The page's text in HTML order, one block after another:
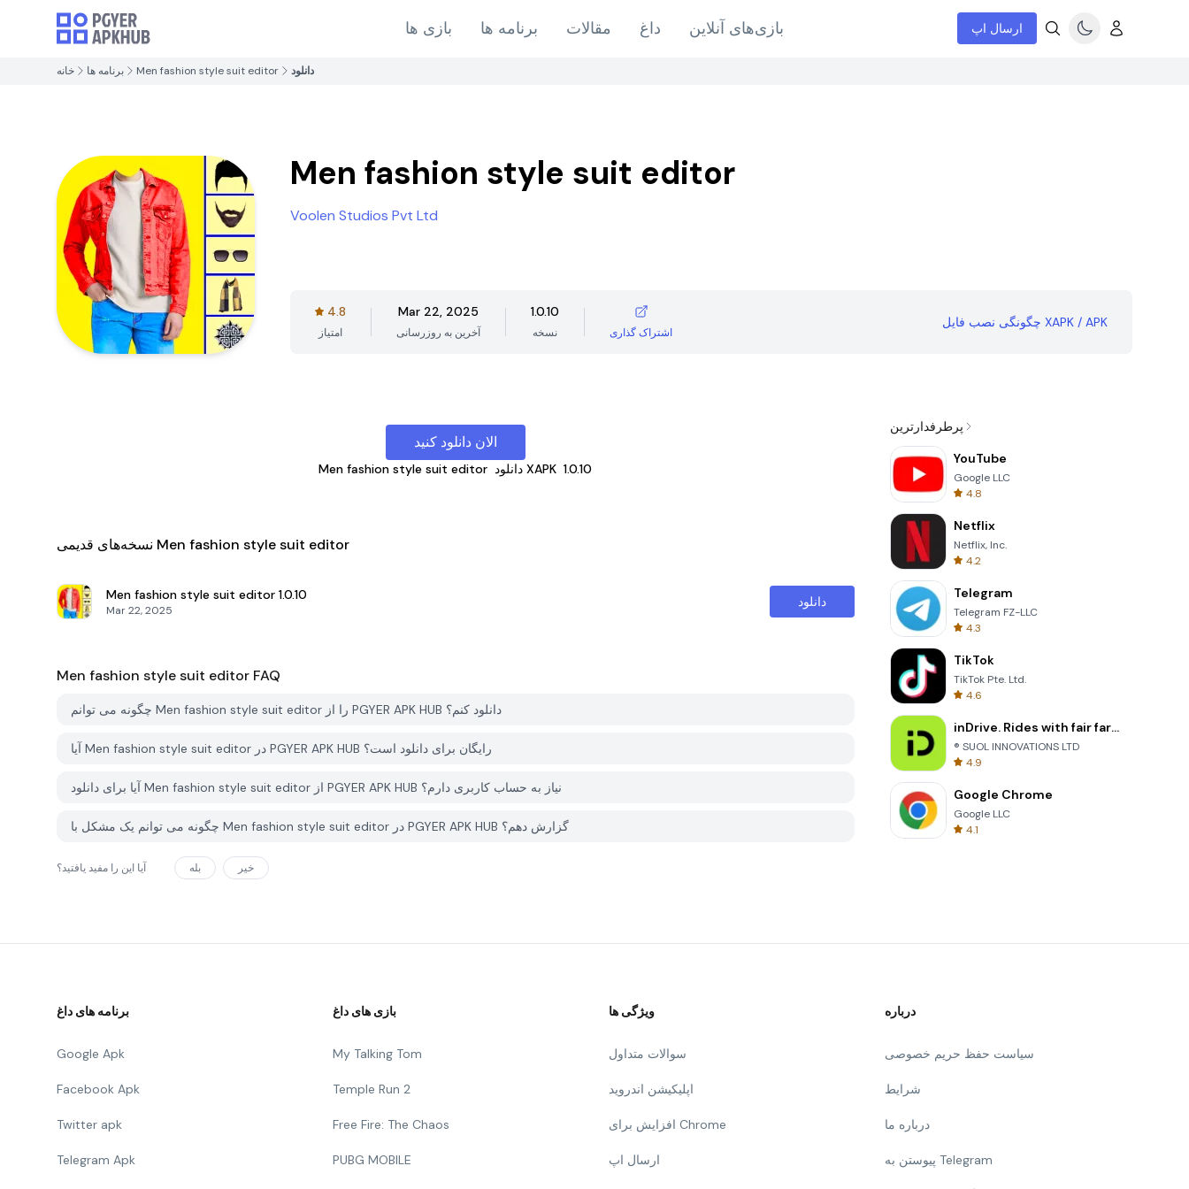
بازی ها برنامه ها مقالات داغ بازی‌های آنلاین ارسال اپ
خانه برنامه ها Men fashion style suit editor دانلود
Men fashion style suit editor
Voolen Studios Pvt Ltd
4.8
امتیاز
Mar 22, 2025
آخرین به روزرسانی
1.0.10
نسخه اشتراک گذاری
چگونگی نصب فایل XAPK / APK
الان دانلود کنید
Men fashion style suit editor دانلود XAPK 1.0.10
نسخه‌های قدیمی Men fashion style suit editor
Men fashion style suit editor 1.0.10
Mar 22, 2025
دانلود
Men fashion style suit editor FAQ
چگونه می توانم Men fashion style suit editor را از PGYER APK HUB دانلود کنم؟
آیا Men fashion style suit editor در PGYER APK HUB رایگان برای دانلود است؟
آیا برای دانلود Men fashion style suit editor از PGYER APK HUB نیاز به حساب کاربری دارم؟
چگونه می توانم یک مشکل با Men fashion style suit editor در PGYER APK HUB گزارش دهم؟
آیا این را مفید یافتید؟ بله خیر
پرطرفدارترین
YouTube
Google LLC
4.8
Netflix
Netflix, Inc.
4.2
Telegram
Telegram FZ-LLC
4.3
TikTok
TikTok Pte. Ltd.
4.6
inDrive. Rides with fair fares
® SUOL INNOVATIONS LTD
4.9
Google Chrome
Google LLC
4.1
برنامه های داغ
Google Apk
Facebook Apk
Twitter apk
Telegram Apk
بازی های داغ
My Talking Tom
Temple Run 2
Free Fire: The Chaos
PUBG MOBILE
ویژگی ها
سوالات متداول
اپلیکیشن اندروید
افزایش برای Chrome
ارسال اپ
درباره
سیاست حفظ حریم خصوصی
شرایط
درباره ما
پیوستن به Telegram